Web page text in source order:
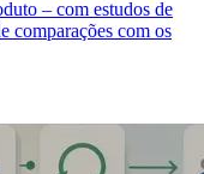
– com estudos de
comparações com os